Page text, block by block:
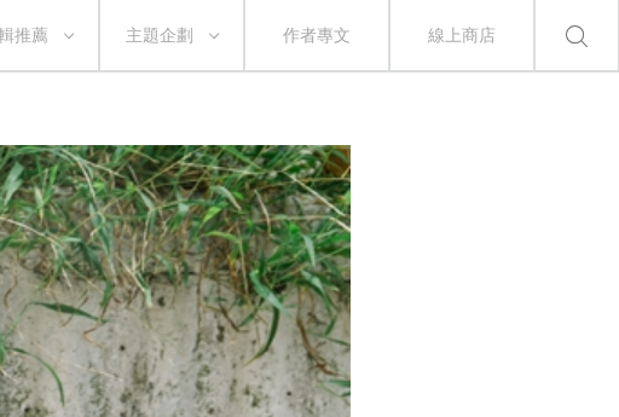
推薦 主題企劃 作者專文 線上商店